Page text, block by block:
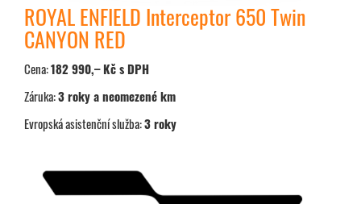
ROYAL ENFIELD Interceptor 650 Twin
CANYON RED
Cena:182 990,– Kč s DPH
Záruka:3 roky a neomezené km
Evropská asistenční služba:3 roky